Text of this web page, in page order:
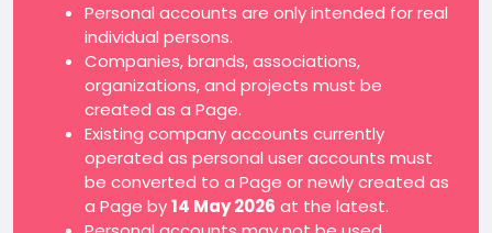
Personal accounts are only intended for real
individual persons.
Companies, brands, associations,
organizations, and projects must be
created as a Page.
Existing company accounts currently
operated as personal user accounts must
be converted to a Page or newly created as
a Page by14 May 2026 at the latest.